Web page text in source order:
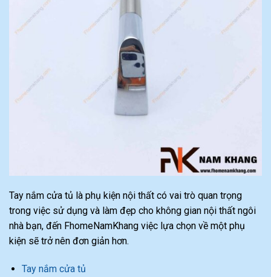
Tay nắm cửa tủ là phụ kiện nội thất có vai trò quan trọng
trong việc sử dụng và làm đẹp cho không gian nội thất ngôi
nhà bạn, đến FhomeNamKhang việc lựa chọn về một phụ
kiện sẽ trở nên đơn giản hơn.
Tay nắm cửa tủ